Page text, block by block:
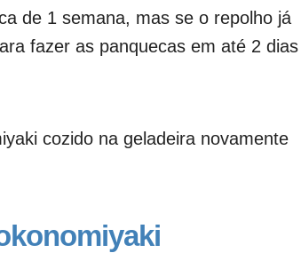
de 1 semana, mas se o repolho já
fazer as panquecas em até 2 dias
cozido na geladeira novamente